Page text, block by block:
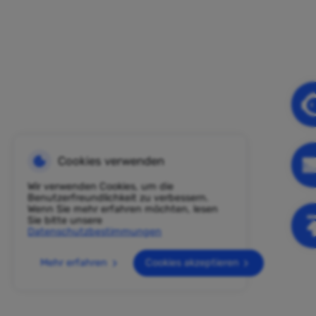
Cookies verwenden
Wir verwenden Cookies, um die
Benutzerfreundlichkeit zu verbessern.
Wenn Sie mehr erfahren möchten, lesen
Sie bitte unsere
Datenschutzbestimmungen
Mehr erfahren Cookies akzeptieren